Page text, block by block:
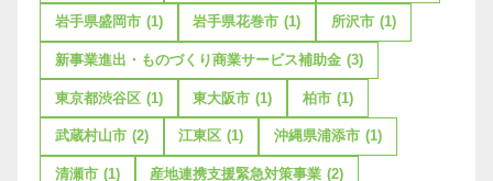
岩手県盛岡市 (1) 岩手県花巻市 (1) 所沢市 (1)
新事業進出・ものづくり商業サービス補助金 (3)
東京都渋谷区 (1) 東大阪市 (1) 柏市 (1)
武蔵村山市 (2) 江東区 (1) 沖縄県浦添市 (1)
清瀬市 (1) 産地連携支援緊急対策事業 (2)